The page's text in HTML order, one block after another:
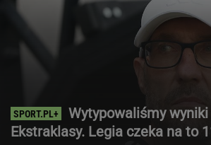
Wytypowaliśmy
Ekstraklasy. Legia czeka na to